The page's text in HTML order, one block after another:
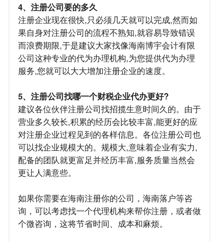
4、注册公司要的多久
注册企业现在很快,只必须几天就可以完成,然而如
果自身对注册公司的流程不熟知,就容易导致错误
而浪费期限,于是建议大家找像海南博宇会计有限
公司这种专业的代为办理机构,为您提供代为办理
服务,您就可以大大增加注册企业的速度。
5、注册公司找哪一个财税企业代办更好?
建议各位伙伴注册公司找招揽生意时间久的。由于
营业多久较长,积累的经历会比较丰富,能更好的应
对注册企业过程见到的各样信息。各位注册公司也
可以找企业规模大的。规模大,意味着企业有实力,
配备的团队就更富足并经历丰富,服务质量当然会
更让人满意些。
如果你需要在海南注册你的公司，海南落户等咨
询，可以考虑找一个代理机构来帮你注册，或者做
个微咨询，这将节省时间、成本和麻烦。